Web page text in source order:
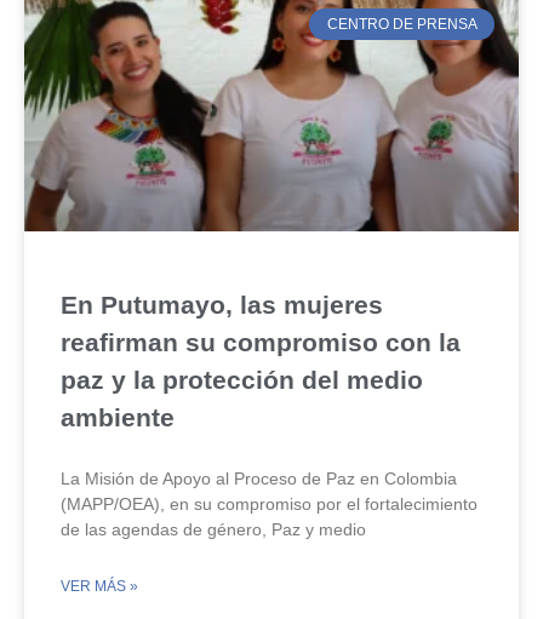
CENTRO DE PRENSA
En Putumayo, las mujeres
reafirman su compromiso con la
paz y la protección del medio
ambiente
La Misión de Apoyo al Proceso de Paz en Colombia
(MAPP/OEA), en su compromiso por el fortalecimiento
de las agendas de género, Paz y medio
VER MÁS »